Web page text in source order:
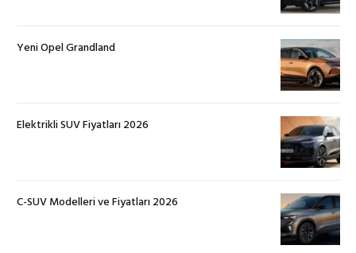
Yeni Opel Grandland
Elektrikli SUV Fiyatları 2026
C-SUV Modelleri ve Fiyatları 2026